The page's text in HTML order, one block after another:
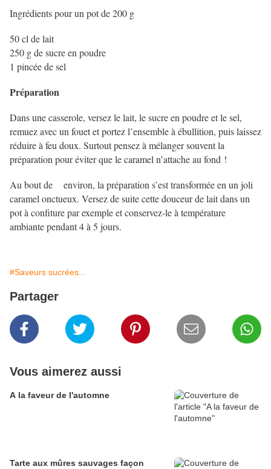
Ingrédients pour un pot de 200 g
50 cl de lait
250 g de sucre en poudre
1 pincée de sel
Préparation
Dans une casserole, versez le lait, le sucre en poudre et le sel,
remuez avec un fouet et portez l’ensemble à ébullition, puis laissez
réduire à feu doux. Surtout pensez à mélanger souvent la
préparation pour éviter que le caramel n’attache au fond !
Au bout de environ, la préparation s’est transformée en un joli
caramel onctueux. Versez de suite cette douceur de lait dans un
pot à confiture par exemple et conservez-le à température
ambiante pendant 4 à 5 jours.
#Saveurs sucrées...
Partager
Vous aimerez aussi
A la faveur de l'automne
Tarte aux mûres sauvages façon